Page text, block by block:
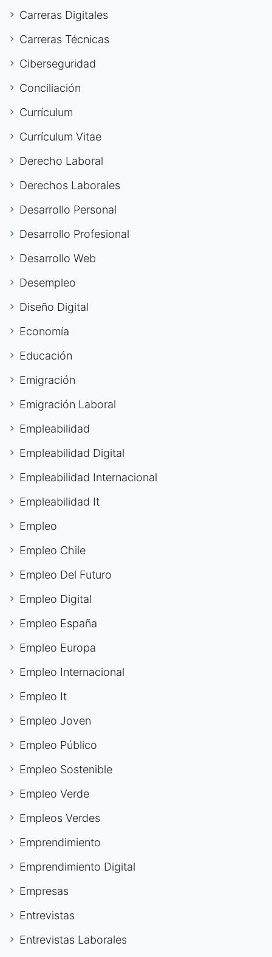
Carreras Digitales
Carreras Técnicas
Ciberseguridad
Conciliación
Currículum
Currículum Vitae
Derecho Laboral
Derechos Laborales
Desarrollo Personal
Desarrollo Profesional
Desarrollo Web
Desempleo
Diseño Digital
Economía
Educación
Emigración
Emigración Laboral
Empleabilidad
Empleabilidad Digital
Empleabilidad Internacional
Empleabilidad It
Empleo
Empleo Chile
Empleo Del Futuro
Empleo Digital
Empleo España
Empleo Europa
Empleo Internacional
Empleo It
Empleo Joven
Empleo Público
Empleo Sostenible
Empleo Verde
Empleos Verdes
Emprendimiento
Emprendimiento Digital
Empresas
Entrevistas
Entrevistas Laborales